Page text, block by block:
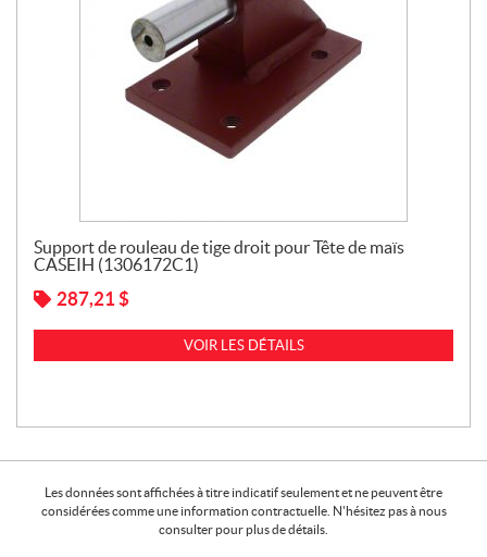
Support de rouleau de tige droit pour Tête de maïs
CASEIH (1306172C1)
287,21 $
VOIR LES DÉTAILS
Les données sont affichées à titre indicatif seulement et ne peuvent être
considérées comme une information contractuelle. N'hésitez pas à nous
consulter pour plus de détails.